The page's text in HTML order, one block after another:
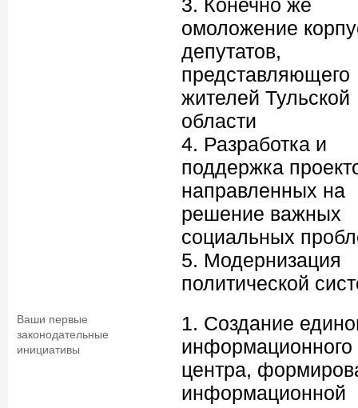
3. Конечно же
омоложение
депутатов,
представляющего
жителей Тульской
области
4. Разработка и
поддержка
направленных на
решение важных
социальных
5. Модернизация
политической
Ваши первые
законодательные
инициативы
1. Создание
информационного
центра,
информационной